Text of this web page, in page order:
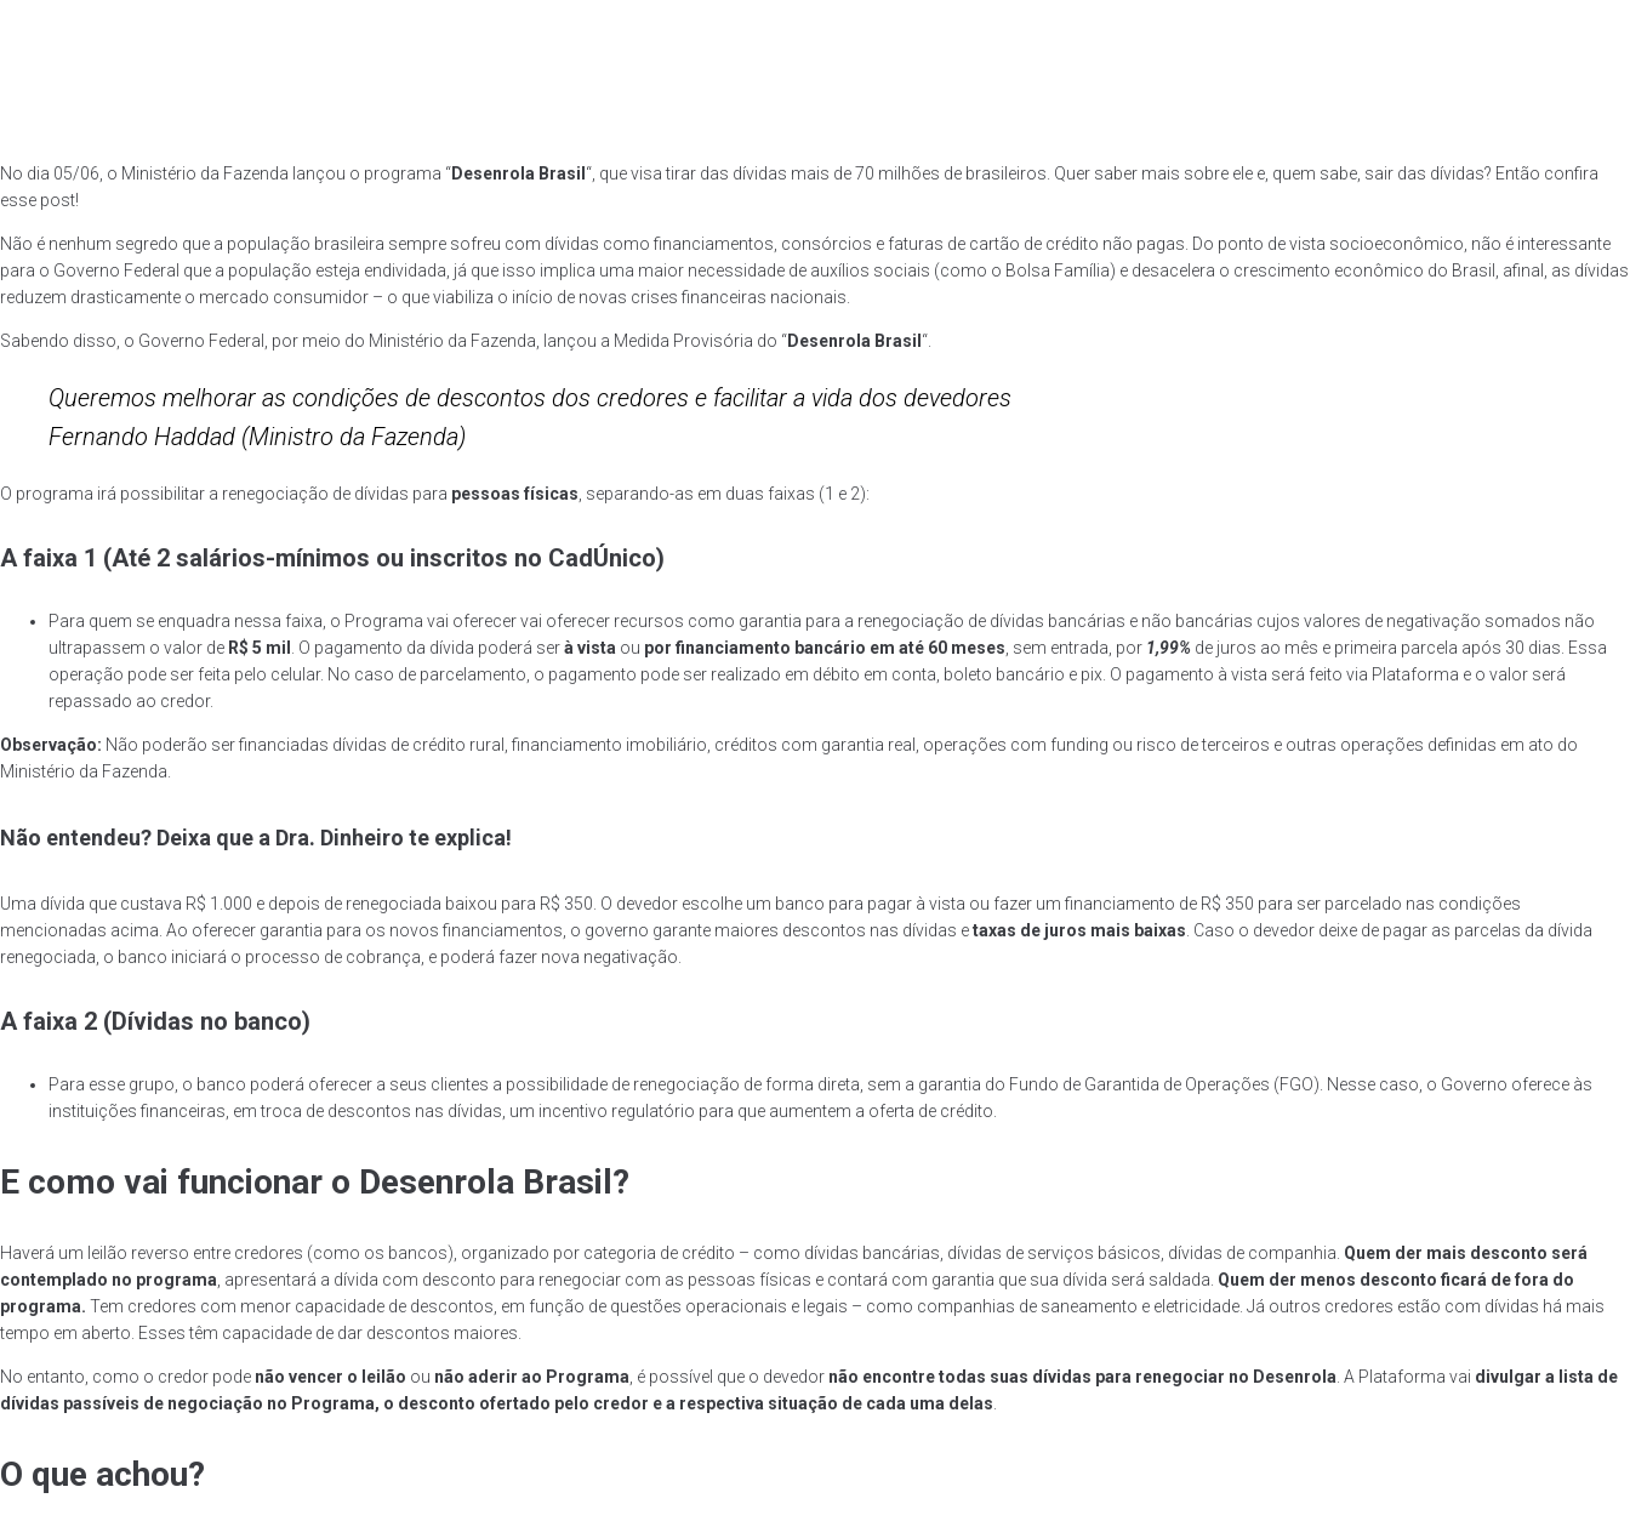
No dia 05/06, o Ministério da Fazenda lançou o programa “Desenrola Brasil “, que visa tirar das dívidas mais de 70 milhões de brasileiros. Quer saber mais sobre ele e, quem sabe, sair das dívidas? Então confira
esse post!
Não é nenhum segredo que a população brasileira sempre sofreu com dívidas como financiamentos, consórcios e faturas de cartão de crédito não pagas. Do ponto de vista socioeconômico, não é interessante
para o Governo Federal que a população esteja endividada, já que isso implica uma maior necessidade de auxílios sociais (como o Bolsa Família) e desacelera o crescimento econômico do Brasil, afinal, as dívidas
reduzem drasticamente o mercado consumidor – o que viabiliza o início de novas crises financeiras nacionais.
Sabendo disso, o Governo Federal, por meio do Ministério da Fazenda, lançou a Medida Provisória do “Desenrola Brasil “.
Queremos melhorar as condições de descontos dos credores e facilitar a vida dos devedores
Fernando Haddad (Ministro da Fazenda)
O programa irá possibilitar a renegociação de dívidas para pessoas físicas , separando-as em duas faixas (1 e 2):
A faixa 1 (Até 2 salários-mínimos ou inscritos no CadÚnico)
Para quem se enquadra nessa faixa, o Programa vai oferecer vai oferecer recursos como garantia para a renegociação de dívidas bancárias e não bancárias cujos valores de negativação somados não
ultrapassem o valor de R$ 5 mil . O pagamento da dívida poderá serà vista ou por financiamento bancário em até 60 meses , sem entrada, por 1,99% de juros ao mês e primeira parcela após 30 dias. Essa
operação pode ser feita pelo celular. No caso de parcelamento, o pagamento pode ser realizado em débito em conta, boleto bancário e pix. O pagamento à vista será feito via Plataforma e o valor será
repassado ao credor.
Observação: Não poderão ser financiadas dívidas de crédito rural, financiamento imobiliário, créditos com garantia real, operações com funding ou risco de terceiros e outras operações definidas em ato do
Ministério da Fazenda.
Não entendeu? Deixa que a Dra. Dinheiro te explica!
Uma dívida que custava R$ 1.000 e depois de renegociada baixou para R$ 350. O devedor escolhe um banco para pagar à vista ou fazer um financiamento de R$ 350 para ser parcelado nas condições
mencionadas acima. Ao oferecer garantia para os novos financiamentos, o governo garante maiores descontos nas dívidas etaxas de juros mais baixas. Caso o devedor deixe de pagar as parcelas da dívida
renegociada, o banco iniciará o processo de cobrança, e poderá fazer nova negativação.
A faixa 2 (Dívidas no banco)
Para esse grupo, o banco poderá oferecer a seus clientes a possibilidade de renegociação de forma direta, sem a garantia do Fundo de Garantida de Operações (FGO). Nesse caso, o Governo oferece às
instituições financeiras, em troca de descontos nas dívidas, um incentivo regulatório para que aumentem a oferta de crédito.
E como vai funcionar o Desenrola Brasil?
Haverá um leilão reverso entre credores (como os bancos), organizado por categoria de crédito – como dívidas bancárias, dívidas de serviços básicos, dívidas de companhia. Quem der mais desconto será
contemplado no programa, apresentará a dívida com desconto para renegociar com as pessoas físicas e contará com garantia que sua dívida será saldada. Quem der menos desconto ficará de fora do
programa. Tem credores com menor capacidade de descontos, em função de questões operacionais e legais – como companhias de saneamento e eletricidade. Já outros credores estão com dívidas há mais
tempo em aberto. Esses têm capacidade de dar descontos maiores.
No entanto, como o credor pode não vencer o leilão ou não aderir ao Programa, é possível que o devedor não encontre todas suas dívidas para renegociar no Desenrola. A Plataforma vai divulgar a lista de
dívidas passíveis de negociação no Programa, o desconto ofertado pelo credor e a respectiva situação de cada uma delas.
O que achou?